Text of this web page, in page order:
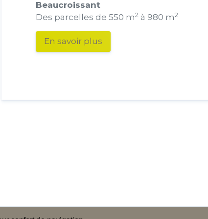
Beaucroissant
Des parcelles de 550 m2à 980 m2
En savoir plus